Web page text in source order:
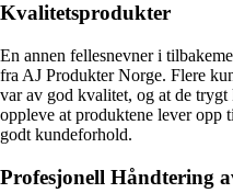
Kvalitetsprodukter
En annen fellesnevner i
fra AJ Produkter Norge. Flere
var av god kvalitet, og at de trygt
oppleve at produktene lever opp
godt kundeforhold.
Profesjonell Håndtering